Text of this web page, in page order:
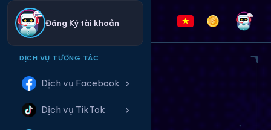
Đăng Ký tài khoản
DỊCH VỤ TƯƠNG TÁC
Dịch vụ Facebook
Dịch vụ TikTok
ĐĂNG NHẬP HỆ THỐNG
Tên tài khoản